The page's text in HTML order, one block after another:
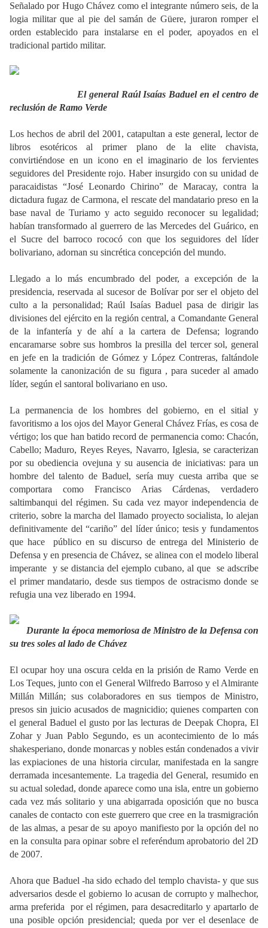
Señalado por Hugo Chávez como el integrante número seis, de la
logia militar que al pie del samán de Güere, juraron romper el
orden establecido para instalarse en el poder, apoyados en el
tradicional partido militar.
El general Raúl Isaías Baduel en el centro de
reclusión de Ramo Verde
Los hechos de abril del 2001, catapultan a este general, lector de
libros esotéricos al primer plano de la elite chavista,
convirtiéndose en un icono en el imaginario de los fervientes
seguidores del Presidente rojo. Haber insurgido con su unidad de
paracaidistas “José Leonardo Chirino” de Maracay, contra la
dictadura fugaz de Carmona, el rescate del mandatario preso en la
base naval de Turiamo y acto seguido reconocer su legalidad;
habían transformado al guerrero de las Mercedes del Guárico, en
el Sucre del barroco rococó con que los seguidores del líder
bolivariano, adornan su sincrética concepción del mundo.
Llegado a lo más encumbrado del poder, a excepción de la
presidencia, reservada al sucesor de Bolívar por ser el objeto del
culto a la personalidad; Raúl Isaías Baduel pasa de dirigir las
divisiones del ejército en la región central, a Comandante General
de la infantería y de ahí a la cartera de Defensa; logrando
encaramarse sobre sus hombros la presilla del tercer sol, general
en jefe en la tradición de Gómez y López Contreras, faltándole
solamente la canonización de su figura , para suceder al amado
líder, según el santoral bolivariano en uso.
La permanencia de los hombres del gobierno, en el sitial y
favoritismo a los ojos del Mayor General Chávez Frías, es cosa de
vértigo; los que han batido record de permanencia como: Chacón,
Cabello; Maduro, Reyes Reyes, Navarro, Iglesia, se caracterizan
por su obediencia ovejuna y su ausencia de iniciativas: para un
hombre del talento de Baduel, sería muy cuesta arriba que se
comportara como Francisco Arias Cárdenas, verdadero
saltimbanqui del régimen. Su cada vez mayor independencia de
criterio, sobre la marcha del llamado proyecto socialista, lo alejan
definitivamente del “cariño” del líder único; tesis y fundamentos
que hace
público en su discurso de entrega del Ministerio de
Defensa y en presencia de Chávez, se alinea con el modelo liberal
imperante y se distancia del ejemplo cubano, al que se adscribe
el primer mandatario, desde sus tiempos de ostracismo donde se
refugia una vez liberado en 1994.
Durante la época memoriosa de Ministro de la Defensa con
su tres soles al lado de Chávez
El ocupar hoy una oscura celda en la prisión de Ramo Verde en
Los Teques, junto con el General Wilfredo Barroso y el Almirante
Millán Millán; sus colaboradores en sus tiempos de Ministro,
presos sin juicio acusados de magnicidio; quienes comparten con
el general Baduel el gusto por las lecturas de Deepak Chopra, El
Zohar y Juan Pablo Segundo, es un acontecimiento de lo más
shakesperiano, donde monarcas y nobles están condenados a vivir
las expiaciones de una historia circular, manifestada en la sangre
derramada incesantemente. La tragedia del General, resumido en
su actual soledad, donde aparece como una isla, entre un gobierno
cada vez más solitario y una abigarrada oposición que no busca
canales de contacto con este guerrero que cree en la trasmigración
de las almas, a pesar de su apoyo manifiesto por la opción del no
en la consulta para opinar sobre el referéndum aprobatorio del 2D
de 2007.
Ahora que Baduel -ha sido echado del templo chavista- y que sus
adversarios desde el gobierno lo acusan de corrupto y malhechor,
arma preferida
por el régimen, para desacreditarlo y apartarlo de
una posible opción presidencial; queda por ver el desenlace de